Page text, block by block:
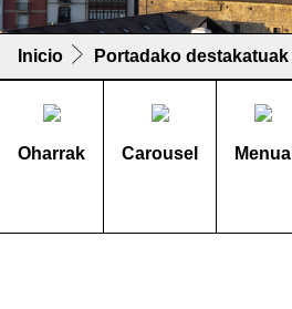
Inicio Portadako destakatuak
Oharrak Carousel Menua